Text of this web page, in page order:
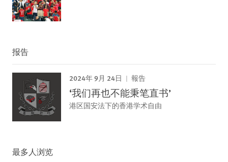
报告
2024年 9月 24日 報告
‘我们再也不能秉笔直书’
港区国安法下的香港学术自由
最多人浏览